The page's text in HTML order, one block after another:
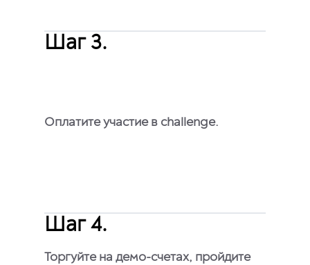
Шаг 3.
Оплатите участие в challenge.
Шаг 4.
Торгуйте на демо-счетах, пройдите